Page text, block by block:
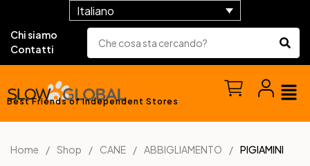
Italiano
Chi siamo
Contatti
Best Friends of Independent Stores
Home Shop CANE ABBIGLIAMENTO PIGIAMINI